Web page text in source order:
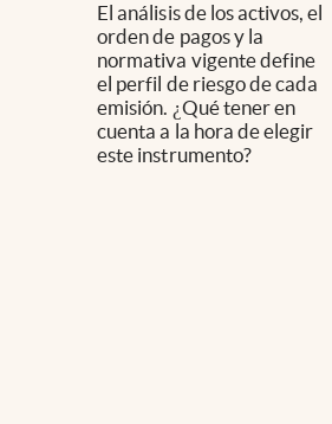
El análisis de los activos, el
orden de pagos y la
normativa vigente define
el perfil de riesgo de cada
emisión. ¿Qué tener en
cuenta a la hora de elegir
este instrumento?